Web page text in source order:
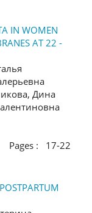
IN WOMEN
AT 22 -
Дина
: 17-22